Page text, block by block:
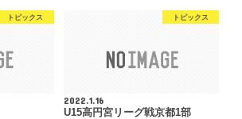
トピックス トピックス
2022.1.16
U15高円宮リーグ戦京都1部